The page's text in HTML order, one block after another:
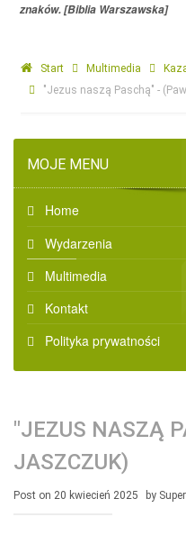
znaków. [Biblia Warszawska]
Start Multimedia
"Jezus naszą Paschą" -
MOJE MENU
Home
Wydarzenia
Multimedia
Kontakt
Polityka prywatności
"JEZUS NASZĄ
JASZCZUK)
Post on 20 kwiecień 2025 by